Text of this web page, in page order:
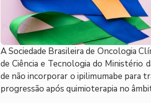
A Sociedade Brasileira de Oncologia
de Ciência e Tecnologia do Ministério
de não incorporar o ipilimumabe para
progressão após quimioterapia no